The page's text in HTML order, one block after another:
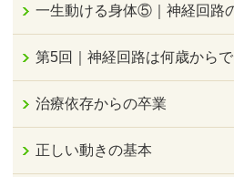
一生動ける身体⑤｜神経回路
第5回｜神経回路は何歳から
治療依存からの卒業
正しい動きの基本